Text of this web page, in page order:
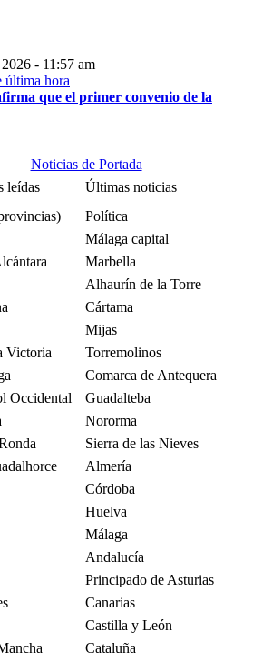
- 11:57 am
que el primer convenio de la
Noticias de Portada
leídas
Últimas noticias
Política
Málaga capital
Marbella
Alhaurín de la Torre
Cártama
Mijas
Victoria
Torremolinos
Comarca de Antequera
Occidental
Guadalteba
Nororma
Sierra de las Nieves
Almería
Córdoba
Huelva
Málaga
Andalucía
Principado de Asturias
Canarias
Castilla y León
Cataluña